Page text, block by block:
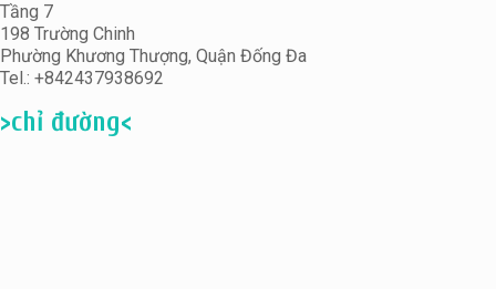
Tầng 7
198 Trường Chinh
Phường Khương Thượng, Quận Đống Đa
Tel.: +842437938692
>chỉ đường<